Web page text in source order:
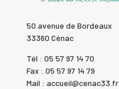
50 avenue de Bordeaux
33360 Cénac
Tél : 05 57 97 14 70
Fax : 05 57 97 14 79
Mail : accueil@cenac33.fr